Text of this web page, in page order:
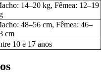
14–20 kg, Fêmea: 12–19
48–56 cm, Fêmea: 46–
cm
10 e 17 anos